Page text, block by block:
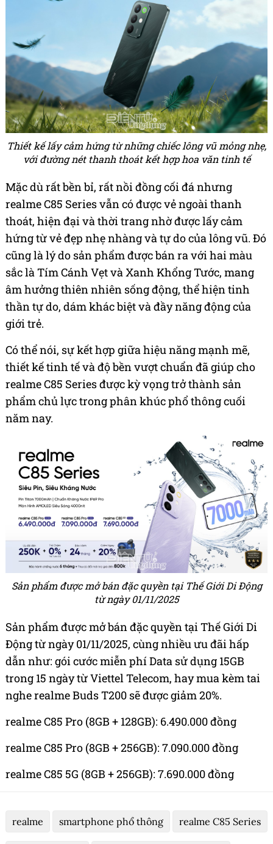
Thiết kế lấy cảm hứng từ những chiếc lông vũ mỏng nhẹ,
với đường nét thanh thoát kết hợp hoa văn tinh tế
Mặc dù rất bền bỉ, rất nồi đồng cối đá nhưng
realme C85 Series vẫn có được vẻ ngoài thanh
thoát, hiện đại và thời trang nhờ được lấy cảm
hứng từ vẻ đẹp nhẹ nhàng và tự do của lông vũ. Đó
cũng là lý do sản phẩm được bán ra với hai màu
sắc là Tím Cánh Vẹt và Xanh Khổng Tước, mang
âm hưởng thiên nhiên sống động, thể hiện tinh
thần tự do, dám khác biệt và đầy năng động của
giới trẻ.
Có thể nói, sự kết hợp giữa hiệu năng mạnh mẽ,
thiết kế tinh tế và độ bền vượt chuẩn đã giúp cho
realme C85 Series được kỳ vọng trở thành sản
phẩm chủ lực trong phân khúc phổ thông cuối
năm nay.
Sản phẩm được mở bán đặc quyền tại Thế Giới Di Động
từ ngày 01/11/2025
Sản phẩm được mở bán đặc quyền tại Thế Giới Di
Động từ ngày 01/11/2025, cùng nhiều ưu đãi hấp
dẫn như: gói cước miễn phí Data sử dụng 15GB
trong 15 ngày từ Viettel Telecom, hay mua kèm tai
nghe realme Buds T200 sẽ được giảm 20%.
realme C85 Pro (8GB + 128GB): 6.490.000 đồng
realme C85 Pro (8GB + 256GB): 7.090.000 đồng
realme C85 5G (8GB + 256GB): 7.690.000 đồng
realme smartphone phổ thông realme C85 Series